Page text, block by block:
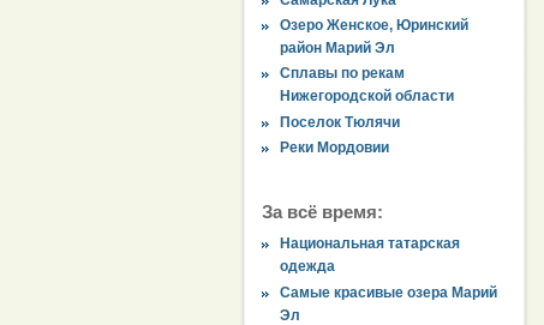
Озеро Женское, Юринский
район Марий Эл
Сплавы по рекам
Нижегородской области
Поселок Тюлячи
Реки Мордовии
За всё время:
Национальная татарская
одежда
Самые красивые озера Марий
Эл